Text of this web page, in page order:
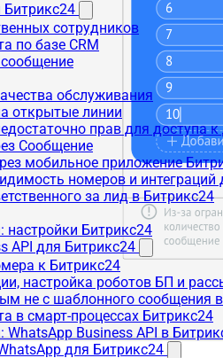
сотрудников
по базе CRM
обслуживания
открытые линии
прав для доступа
Сообщение
мобильное приложение
номеров и
за лид в Битрикс24
настройки Битрикс24
API для Битрикс24
к Битрикс24
настройка роботов БП и
не с шаблонного сообщения
в смарт-процессах Битрикс24
Business API в
для Битрикс24